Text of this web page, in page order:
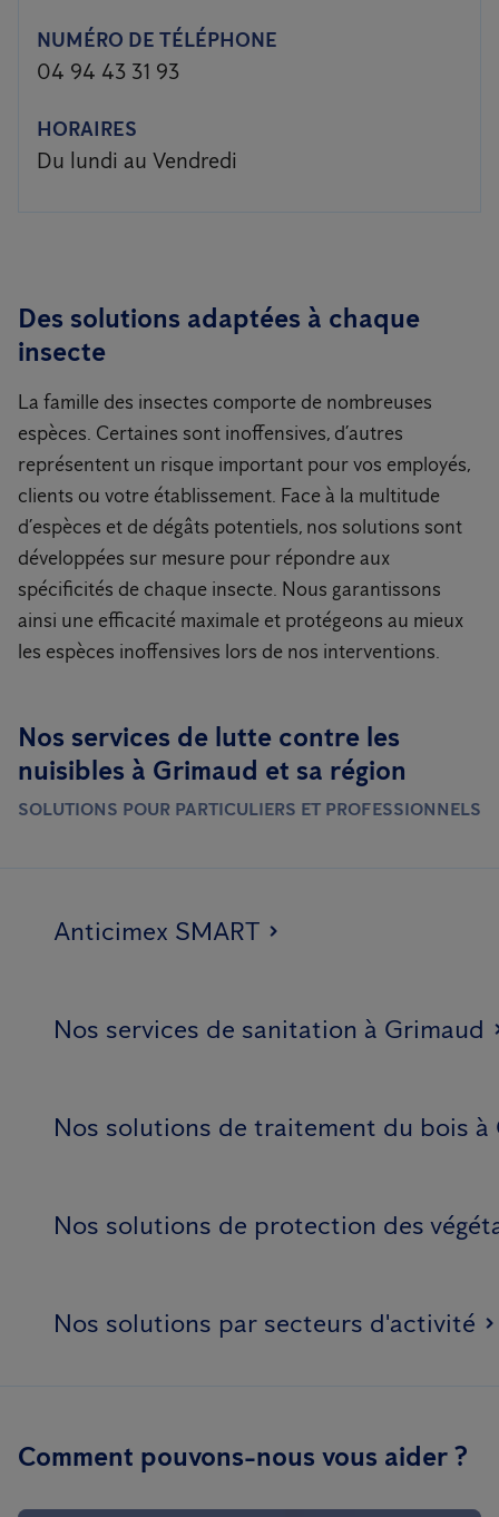
NUMÉRO DE TÉLÉPHONE
04 94 43 31 93
HORAIRES
Du lundi au Vendredi
Des solutions adaptées à chaque
insecte
La famille des insectes comporte de nombreuses
espèces. Certaines sont inoffensives, d’autres
représentent un risque important pour vos employés,
clients ou votre établissement. Face à la multitude
d’espèces et de dégâts potentiels, nos solutions sont
développées sur mesure pour répondre aux
spécificités de chaque insecte. Nous garantissons
ainsi une efficacité maximale et protégeons au mieux
les espèces inoffensives lors de nos interventions.
Nos services de lutte contre les
nuisibles à Grimaud et sa région
SOLUTIONS POUR PARTICULIERS ET PROFESSIONNELS
Anticimex SMART
Nos services de sanitation à Grimaud
Nos solutions de traitement du bois à
Nos solutions de protection des
Nos solutions par secteurs d'activité
Comment pouvons-nous vous aider ?